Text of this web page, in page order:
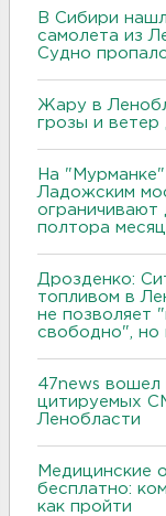
В Сибири
самолета из
Судно
Жару в
грозы и ветер
На "Мурманке"
Ладожским
ограничивают
полтора
Дрозденко:
топливом в
не позволяет
свободно", но
47news вошел
цитируемых
Ленобласти
Медицинские
бесплатно:
как пройти